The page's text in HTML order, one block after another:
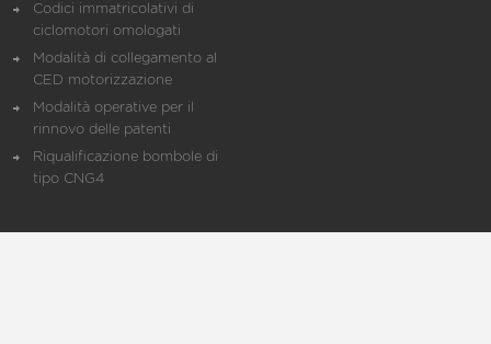
Codici immatricolativi di
ciclomotori omologati
Modalità di collegamento al
CED motorizzazione
Modalità operative per il
rinnovo delle patenti
Riqualificazione bombole di
tipo CNG4